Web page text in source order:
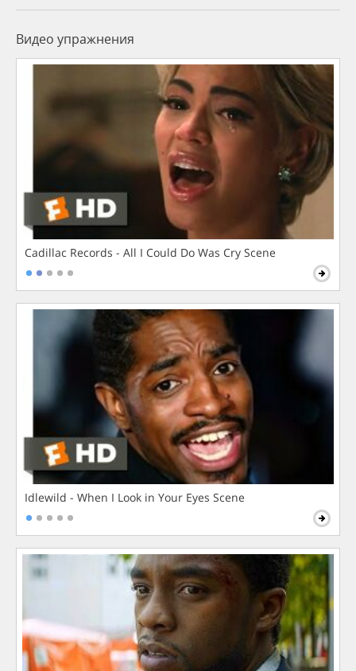
Видео упражнения
Cadillac Records - All I Could Do Was Cry Scene
Idlewild - When I Look in Your Eyes Scene